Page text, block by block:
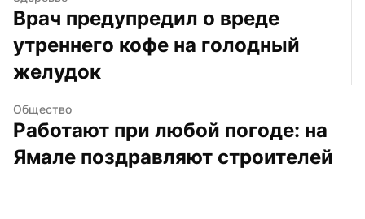
Врач предупредил о вреде
утреннего кофе на голодный
желудок
Общество
Работают при любой погоде: на
Ямале поздравляют строителей